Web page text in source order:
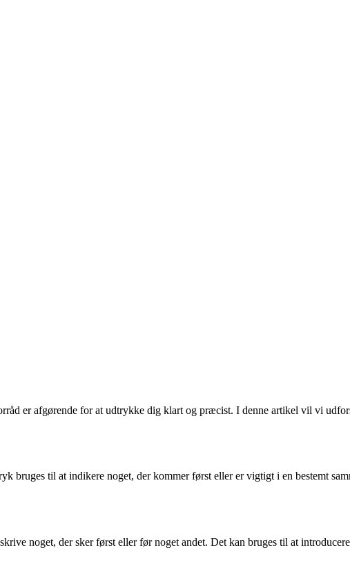
er afgørende for at udtrykke dig klart og præcist. I denne artikel vil vi
bruges til at indikere noget, der kommer først eller er vigtigt i en bestemt
noget, der sker først eller før noget andet. Det kan bruges til at